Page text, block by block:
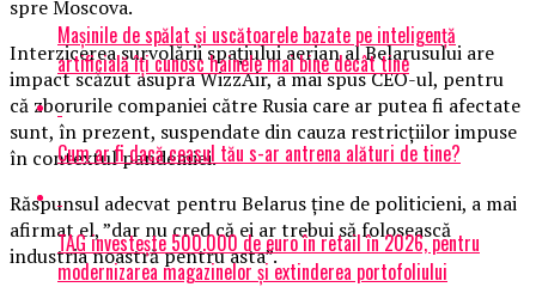
spre Moscova.
Interzicerea survolării spaţiului aerian al Belarusului are
impact scăzut asupra WizzAir, a mai spus CEO-ul, pentru
că zborurile companiei către Rusia care ar putea fi afectate
sunt, în prezent, suspendate din cauza restricţiilor impuse
în contextul pandemiei.
Răspunsul adecvat pentru Belarus ţine de politicieni, a mai
afirmat el, ”dar nu cred că ei ar trebui să folosească
industria noastră pentru asta”.
Mașinile de spălat și uscătoarele bazate pe inteligență
artificială îți cunosc hainele mai bine decât tine
Cum ar fi dacă ceasul tău s-ar antrena alături de tine?
TAG investește 500.000 de euro în retail în 2026, pentru
modernizarea magazinelor și extinderea portofoliului